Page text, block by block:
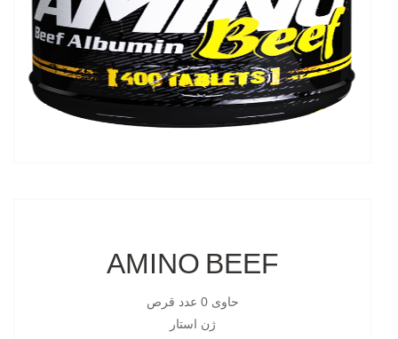
AMINO BEEF
حاوی 0 عدد قرص
ژن استار